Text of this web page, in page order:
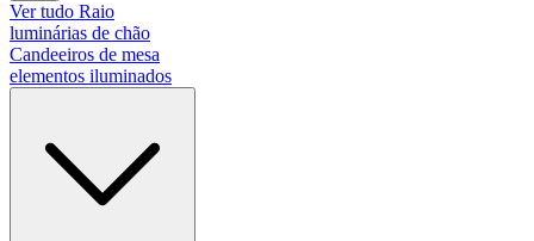
Ver tudo Raio
luminárias de chão
Candeeiros de mesa
elementos iluminados